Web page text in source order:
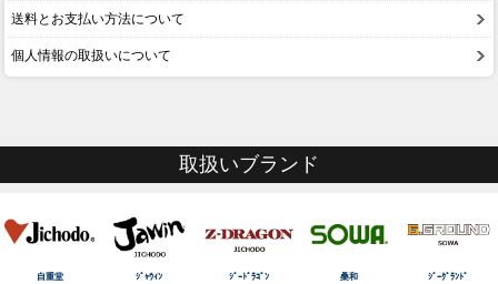
送料とお支払い方法について
個人情報の取扱いについて
取扱いブランド
自重堂 ｼﾞｬｳｨﾝ ｼﾞｰﾄﾞﾗｺﾞﾝ 桑和 ｼﾞｰｸﾞﾗﾝﾄﾞ